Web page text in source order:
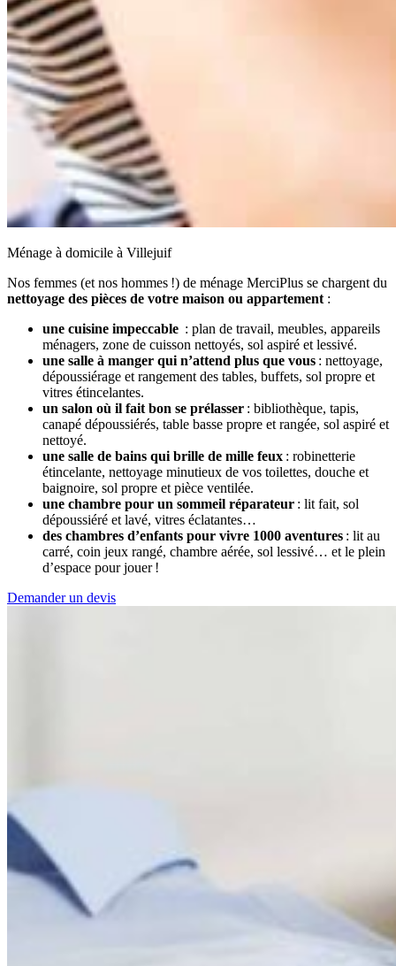
Ménage à domicile à Villejuif
Nos femmes (et nos hommes !) de ménage MerciPlus se chargent du
nettoyage des pièces de votre maison ou appartement :
une cuisine impeccable : plan de travail, meubles, appareils
ménagers, zone de cuisson nettoyés, sol aspiré et lessivé.
une salle à manger qui n’attend plus que vous : nettoyage,
dépoussiérage et rangement des tables, buffets, sol propre et
vitres étincelantes.
un salon où il fait bon se prélasser : bibliothèque, tapis,
canapé dépoussiérés, table basse propre et rangée, sol aspiré et
nettoyé.
une salle de bains qui brille de mille feux : robinetterie
étincelante, nettoyage minutieux de vos toilettes, douche et
baignoire, sol propre et pièce ventilée.
une chambre pour un sommeil réparateur : lit fait, sol
dépoussiéré et lavé, vitres éclatantes…
des chambres d’enfants pour vivre 1000 aventures : lit au
carré, coin jeux rangé, chambre aérée, sol lessivé… et le plein
d’espace pour jouer !
Demander un devis